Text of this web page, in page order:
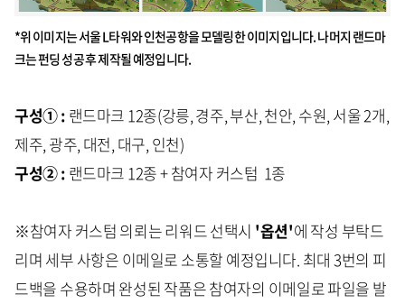
*위 이미지는 서울 L타워와 인천공항을 모델링한 이미지입니다. 나머지 랜드마
크는 펀딩 성공 후 제작될 예정입니다.
구성① : 랜드마크 12종(강릉, 경주, 부산, 천안, 수원, 서울 2개,
제주, 광주, 대전, 대구, 인천)
구성② : 랜드마크 12종 + 참여자 커스텀 1종
※참여자 커스텀 의뢰는 리워드 선택시 '옵션'에 작성 부탁드
리며 세부 사항은 이메일로 소통할 예정입니다. 최대 3번의 피
드백을 수용하며 완성된 작품은 참여자의 이메일로 파일을 발